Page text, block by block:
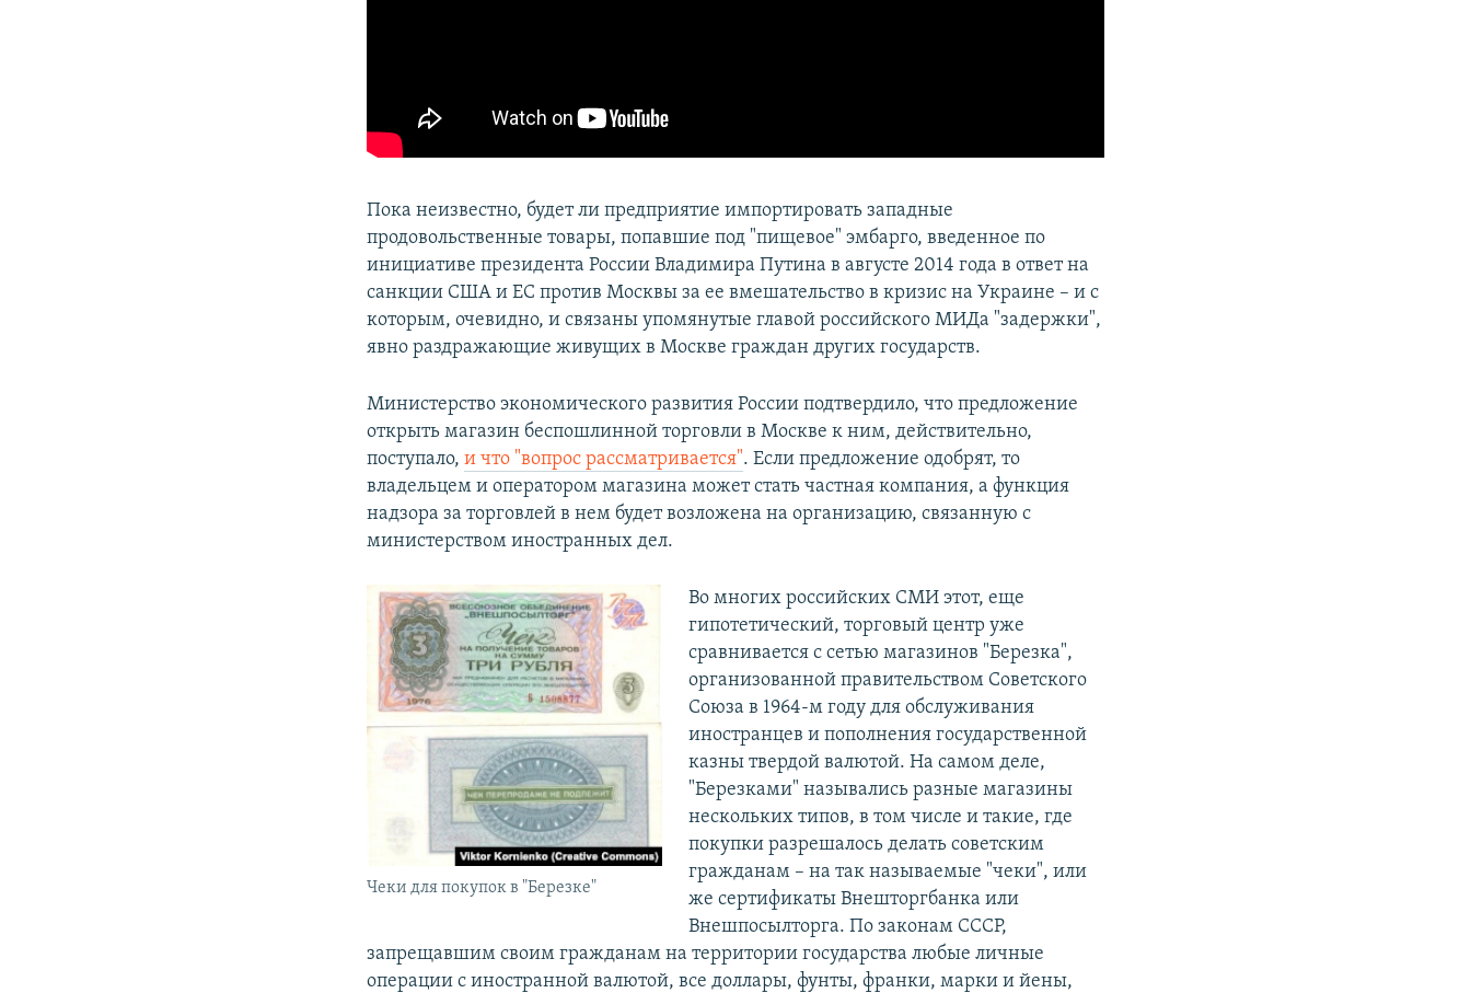
Пока неизвестно, будет ли предприятие импортировать западные
продовольственные товары, попавшие под "пищевое" эмбарго, введенное по
инициативе президента России Владимира Путина в августе 2014 года в ответ на
санкции США и ЕС против Москвы за ее вмешательство в кризис на Украине – и с
которым, очевидно, и связаны упомянутые главой российского МИДа "задержки",
явно раздражающие живущих в Москве граждан других государств.
Министерство экономического развития России подтвердило, что предложение
открыть магазин беспошлинной торговли в Москве к ним, действительно,
поступало,и что "вопрос рассматривается". Если предложение одобрят, то
владельцем и оператором магазина может стать частная компания, а функция
надзора за торговлей в нем будет возложена на организацию, связанную с
министерством иностранных дел.
Чеки для покупок в "Березке"
Во многих российских СМИ этот, еще
гипотетический, торговый центр уже
сравнивается с сетью магазинов "Березка",
организованной правительством Советского
Союза в 1964-м году для обслуживания
иностранцев и пополнения государственной
казны твердой валютой. На самом деле,
"Березками" назывались разные магазины
нескольких типов, в том числе и такие, где
покупки разрешалось делать советским
гражданам – на так называемые "чеки", или
же сертификаты Внешторгбанка или
Внешпосылторга. По законам СССР,
запрещавшим своим гражданам на территории государства любые личные
операции с иностранной валютой, все доллары, фунты, франки, марки и йены,